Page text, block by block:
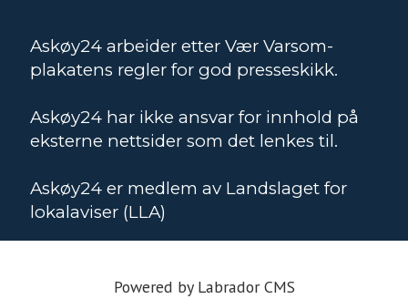
Askøy24 arbeider etter Vær Varsom-
plakatens regler for god presseskikk.
Askøy24 har ikke ansvar for innhold på
eksterne nettsider som det lenkes til.
Askøy24 er medlem av Landslaget for
lokalaviser (LLA)
Powered by Labrador CMS